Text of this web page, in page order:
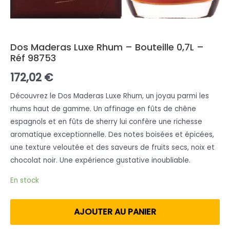
Dos Maderas Luxe Rhum – Bouteille 0,7L –
Réf 98753
172,02 €
Découvrez le Dos Maderas Luxe Rhum, un joyau parmi les
rhums haut de gamme. Un affinage en fûts de chêne
espagnols et en fûts de sherry lui confère une richesse
aromatique exceptionnelle. Des notes boisées et épicées,
une texture veloutée et des saveurs de fruits secs, noix et
chocolat noir. Une expérience gustative inoubliable.
En stock
AJOUTER AU PANIER